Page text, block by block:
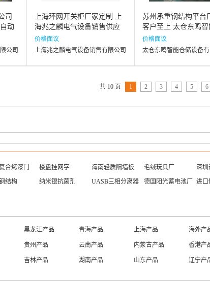
司
动
公司
上海环网开关柜厂家定制 上
海兆之麟电气设备销售供应
价格面议
上海兆之麟电气设备销售有限公司
苏州承重钢结构平台
客户至上 太仓东鸣
设备供应
价格面议
太仓东鸣智能仓储设备有
共 10 页 1 2 3 4 5 6
合烤漆门 楼盘挂网字 海南轻质隔墙板 毛绒玩具厂 深圳
结构 纳米银抗菌剂 UASB三相分离器 德国阳光蓄电池厂 进口
黑龙江产品 青海产品 上海产品 海外产
贵州产品 云南产品 内蒙古产品 香港产
吉林产品 湖南产品 山东产品 辽宁产